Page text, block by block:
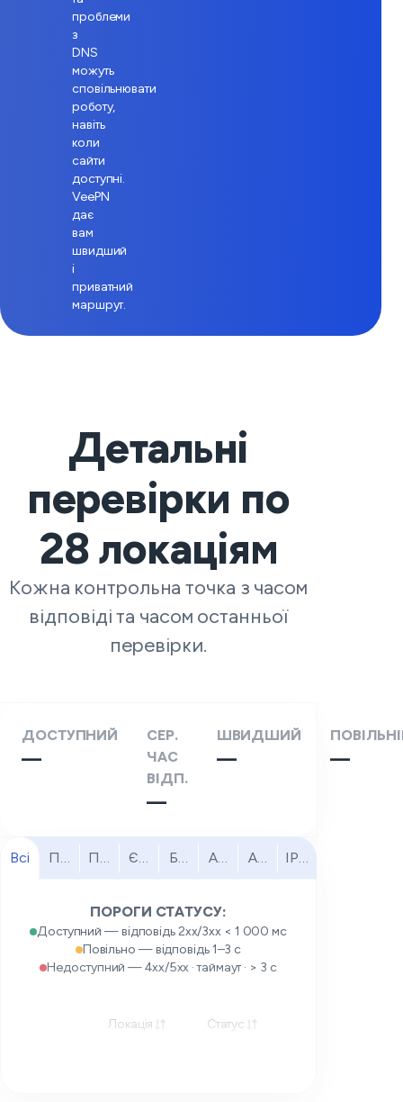
проблеми
з
DNS
можуть
сповільнювати
роботу,
навіть
коли
сайти
доступні.
VeePN
дає
вам
швидший
і
приватний
маршрут.
Детальні
перевірки по
28локаціям
Кожна контрольна точка з часом
відповіді та часом останньої
перевірки.
ДОСТУПНИЙ
—
СЕР.
ЧАС
ВІДП.
—
ШВИДШИЙ
— —
Всі Північна Америка
Південна Америка
ЄвропаБлизький Схід
АфрикаАзійсько-
IPv6
ПОРОГИ СТАТУСУ:
Доступний — відповідь 2xx/3xx < 1 000 мс
Повільно — відповідь 1–3 с
Недоступний — 4xx/5xx · таймаут · > 3 с
Локація Статус